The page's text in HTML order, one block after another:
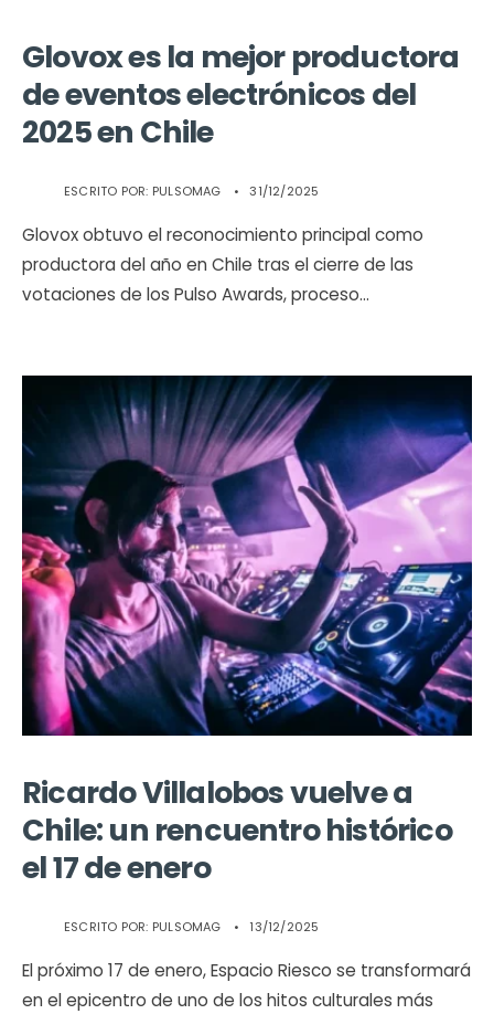
Glovox es la mejor productora
de eventos electrónicos del
2025 en Chile
ESCRITO POR: PULSOMAG • 31/12/2025
Glovox obtuvo el reconocimiento principal como
productora del año en Chile tras el cierre de las
votaciones de los Pulso Awards, proceso...
Ricardo Villalobos vuelve a
Chile: un rencuentro histórico
el 17 de enero
ESCRITO POR: PULSOMAG • 13/12/2025
El próximo 17 de enero, Espacio Riesco se transformará
en el epicentro de uno de los hitos culturales más